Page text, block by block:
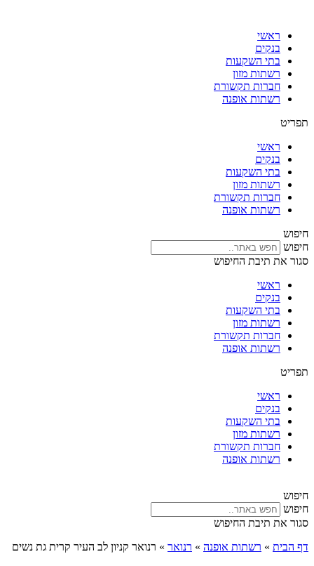
ראשי
בנקים
בתי השקעות
רשתות מזון
חברות תקשורת
רשתות אופנה
תפריט
ראשי
בנקים
בתי השקעות
רשתות מזון
חברות תקשורת
רשתות אופנה
חיפוש
חיפוש
סגור את תיבת החיפוש
ראשי
בנקים
בתי השקעות
רשתות מזון
חברות תקשורת
רשתות אופנה
תפריט
ראשי
בנקים
בתי השקעות
רשתות מזון
חברות תקשורת
רשתות אופנה
חיפוש
חיפוש
סגור את תיבת החיפוש
דף הבית » רשתות אופנה » רנואר » רנואר קניון לב העיר קרית גת נשים